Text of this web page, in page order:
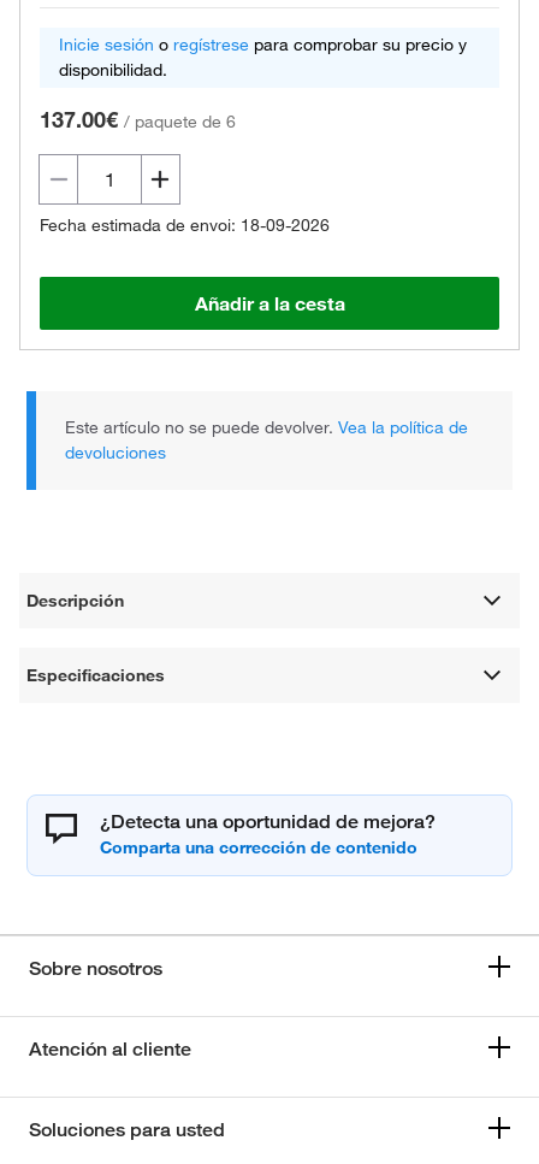
Inicie sesión o regístrese para comprobar su precio y
disponibilidad.
137.00€ / paquete de 6
Fecha estimada de envoi: 18-09-2026
Añadir a la cesta
Este artículo no se puede devolver.Vea la política de
devoluciones
Descripción
Especificaciones
¿Detecta una oportunidad de mejora?
Sobre nosotros
Atención al cliente
Soluciones para usted